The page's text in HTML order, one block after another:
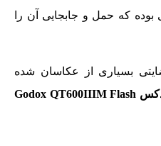
بوده که حمل و جابجایی آن را
بسیاری از عکاسان شده
قیمت فلاش گودکس Godox QT600IIIM Flash